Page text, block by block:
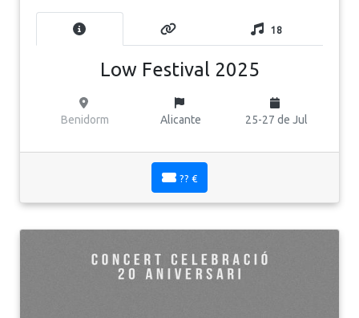
18
Low Festival 2025
Benidorm Alicante 25-27 de Jul
?? €